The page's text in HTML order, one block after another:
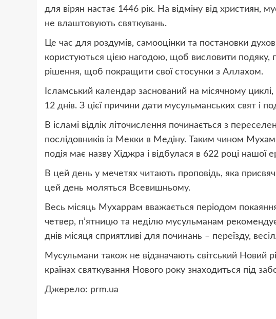
для вірян настає 1446 рік. На відміну від християн,
не влаштовують святкувань.
Це час для роздумів, самооцінки та постановки
користуються цією нагодою, щоб висловити подяку,
рішення, щоб покращити свої стосунки з Аллахом.
Ісламський календар заснований на місячному
12 днів. З цієї причини дати мусульманських свят і
В ісламі відлік літочислення починається з
послідовників із Мекки в Медіну. Таким чином
подія має назву Хіджра і відбулася в 622 році нашої
В цей день у мечетях читають проповідь, яка
цей день моляться Всевишньому.
Весь місяць Мухаррам вважається періодом
четвер, п’ятницю та неділю мусульманам
днів місяця сприятливі для починань – переїзду,
Мусульмани також не відзначають світський Новий
країнах святкування Нового року знаходиться під
Джерело: prm.ua